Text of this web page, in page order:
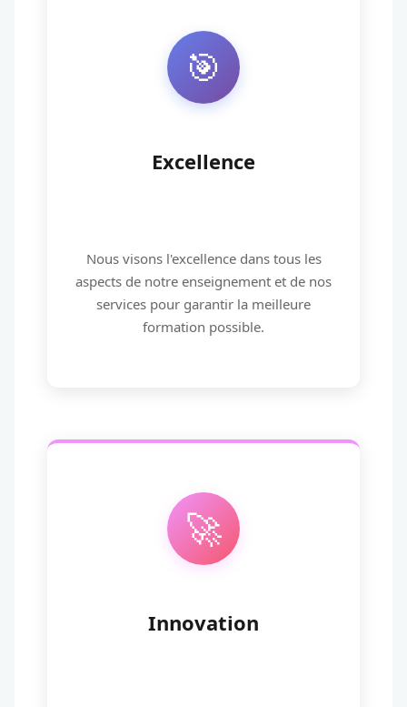
🎯
Excellence
Nous visons l'excellence dans tous les
aspects de notre enseignement et de nos
services pour garantir la meilleure
formation possible.
🚀
Innovation